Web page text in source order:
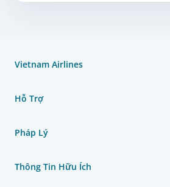
Vietnam Airlines
Hỗ Trợ
Pháp Lý
Thông Tin Hữu Ích